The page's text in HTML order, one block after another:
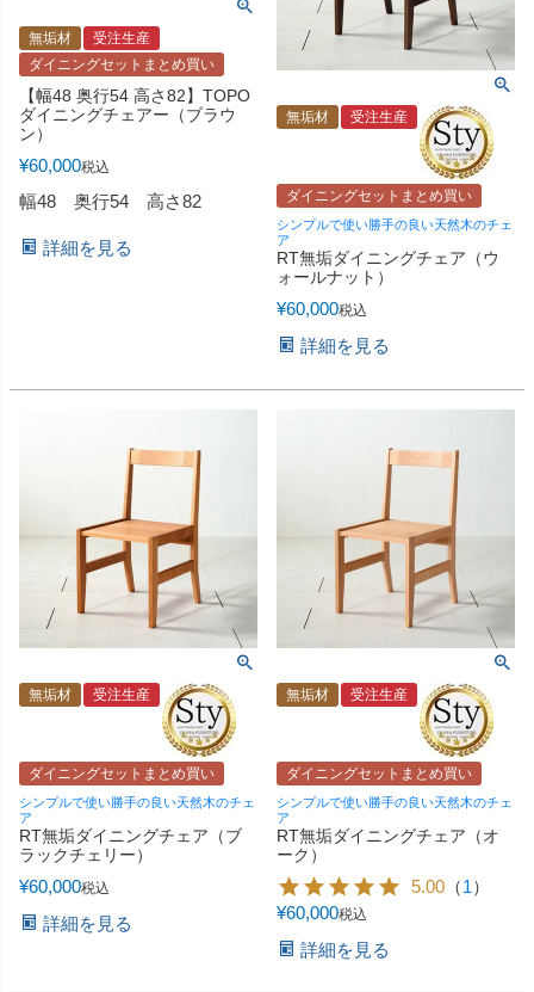
無垢材
受注生産
ダイニングセットまとめ買い
【幅48 奥行54 高さ82】TOPO
ダイニングチェアー（ブラウ
ン）
¥60,000税込
幅48 奥行54 高さ82
詳細を見る
無垢材 受注生産
ダイニングセットまとめ買い
シンプルで使い勝手の良い天然木のチェ
ア
RT無垢ダイニングチェア（ウ
ォールナット）
¥60,000税込
詳細を見る
無垢材 受注生産
ダイニングセットまとめ買い
シンプルで使い勝手の良い天然木のチェ
ア
RT無垢ダイニングチェア（ブ
ラックチェリー）
¥60,000税込
詳細を見る
無垢材 受注生産
ダイニングセットまとめ買い
シンプルで使い勝手の良い天然木のチェ
ア
RT無垢ダイニングチェア（オ
ーク）
5.00 （1）
¥60,000税込
詳細を見る